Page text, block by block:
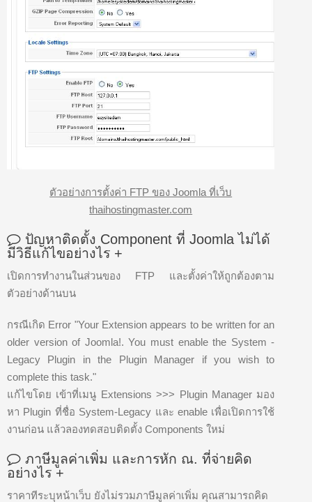
ตัวอย่างการตั้งค่า FTP ของ Joomla ที่เว็บ
thaihostingmaster.com
ปัญหาติดตั้ง Component ที่ Joomla ไม่ได้
มีวิธีแก้ไขอย่างไร +
เปิดการทำงานในส่วนของ FTP และตั้งค่าให้ถูกต้องตาม
ตัวอย่างด้านบน
กรณีเกิด Error "Your Extension appears to be written for an
older version of Joomla!. You must enable the System -
Legacy Plugin in the Plugin Manager if you wish to
complete this task."
แก้ไขโดย เข้าที่เมนู Extensions >>> Plugin Manager มอง
หา Plugin ที่ชื่อ System-Legacy และ enable เพื่อเปิดการใช้
งานก่อน แล้วลองทดสอบติดตั้ง Components ใหม่
ภาษีมูลค่าเพิ่ม และการหัก ณ. ที่จ่ายคิด
อย่างไร +
ราคาทีระบุหน้าเว็บ ยังไม่รวมภาษีมูลค่าเพิ่ม คุณสามารถคิด